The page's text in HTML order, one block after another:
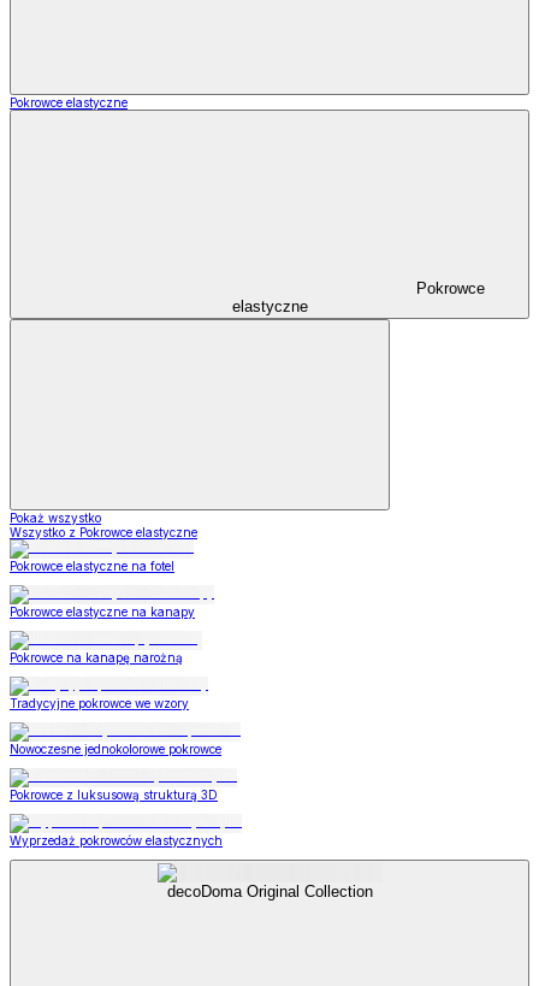
Pokrowce elastyczne
Pokrowce
elastyczne
Pokaż wszystko
Wszystko z Pokrowce elastyczne
Pokrowce elastyczne na fotel
Pokrowce elastyczne na kanapy
Pokrowce na kanapę narożną
Tradycyjne pokrowce we wzory
Nowoczesne jednokolorowe pokrowce
Pokrowce z luksusową strukturą 3D
Wyprzedaż pokrowców elastycznych
decoDoma Original Collection